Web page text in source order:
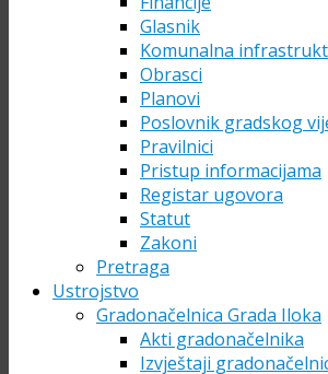
Glasnik
Komunalna
Obrasci
Planovi
Poslovnik gradskog
Pravilnici
Pristup informacijama
Registar ugovora
Statut
Zakoni
Pretraga
Ustrojstvo
Gradonačelnica Grada Iloka
Akti gradonačelnika
Izvještaji